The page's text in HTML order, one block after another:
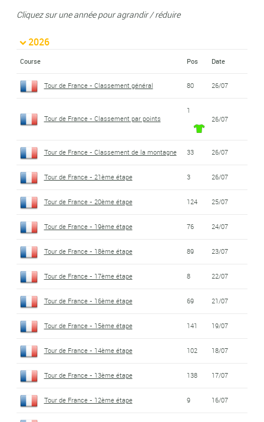
Cliquez sur une année pour agrandir / réduire
2026
Course Pos Date
Tour de France - Classement général 80 26/07
Tour de France - Classement par points
1
26/07
Tour de France - Classement de la montagne 33 26/07
Tour de France - 21ème étape 3 26/07
Tour de France - 20ème étape 124 25/07
Tour de France - 19ème étape 76 24/07
Tour de France - 18ème étape 89 23/07
Tour de France - 17ème étape 8 22/07
Tour de France - 16ème étape 69 21/07
Tour de France - 15ème étape 141 19/07
Tour de France - 14ème étape 102 18/07
Tour de France - 13ème étape 138 17/07
Tour de France - 12ème étape 9 16/07